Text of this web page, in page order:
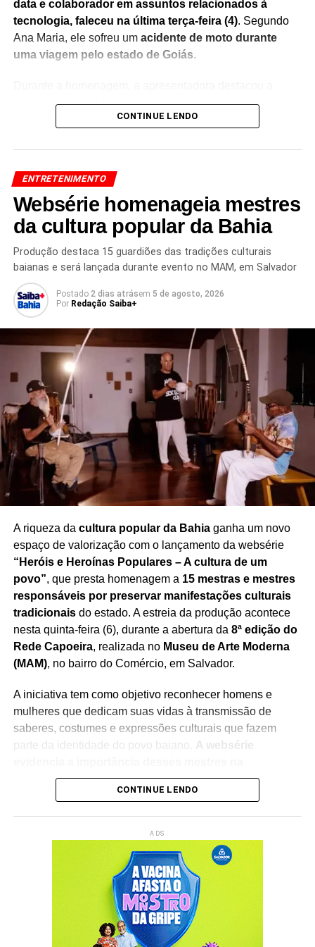
data e colaborador em assuntos relacionados à
tecnologia, faleceu na última terça-feira (4). Segundo
Ana Maria, ele sofreu um acidente de moto durante
uma viagem pelo estado de Goiás.
amizade construída ao longo dos anos e lembrou da
importante contribuição de Rafael nos projetos
emoção, Ana Maria Braga chorou ao vivo, recebendo
manifestações de solidariedade do público nas redes
sociais.
O momento rapidamente repercutiu entre fãs e
internautas, que enviaram mensagens de apoio à
apresentadora e prestaram homenagens ao colaborador.
A despedida emocionada reforçou o carinho que Ana
Maria demonstrava pelo amigo e evidenciou o impacto da
perda em sua vida pessoal.
A comoção tomou conta do encerramento do
programa, transformando o tradicional momento de
despedida em uma homenagem marcada pela emoção e
pelo reconhecimento à trajetória de Rafael. A repercussão
do episódio também gerou inúmeras manifestações de
pesar entre telespectadores e admiradores da
apresentadora.
CONTINUE LENDO
ENTRETENIMENTO
Websérie homenageia mestres
da cultura popular da Bahia
Produção destaca 15 guardiões das tradições culturais
baianas e será lançada durante evento no MAM, em Salvador
Postado 2 dias atrásem 5 de agosto, 2026
Por Redação Saiba+
A riqueza da cultura popular da Bahiaganha um novo
espaço de valorização com o lançamento da websérie
“Heróis e Heroínas Populares – A cultura de um
povo”, que presta homenagem a 15 mestras e mestres
responsáveis por preservar manifestações culturais
tradicionaisdo estado. A estreia da produção acontece
nesta quinta-feira (6), durante a abertura da 8ª edição do
Rede Capoeira, realizada no Museu de Arte Moderna
(MAM), no bairro do Comércio, em Salvador.
A iniciativa tem como objetivo reconhecer homens e
mulheres que dedicam suas vidas à transmissão de
saberes, costumes e expressões culturais que fazem
parte da identidade do povo baiano.
A websérie
preservação do patrimônio imaterial, reforçando o
papel da cultura popular na construção da memória
O lançamento integra a programação doRede Capoeira
evento que reúne artistas, pesquisadores, representantes
de movimentos culturais e admiradores da cultura afro-
A cerimônia contará com a participação da
ministra da Cultura, Margareth Menezes
debate sobre políticas públicas voltadas à valorização
CONTINUE LENDO
ADS